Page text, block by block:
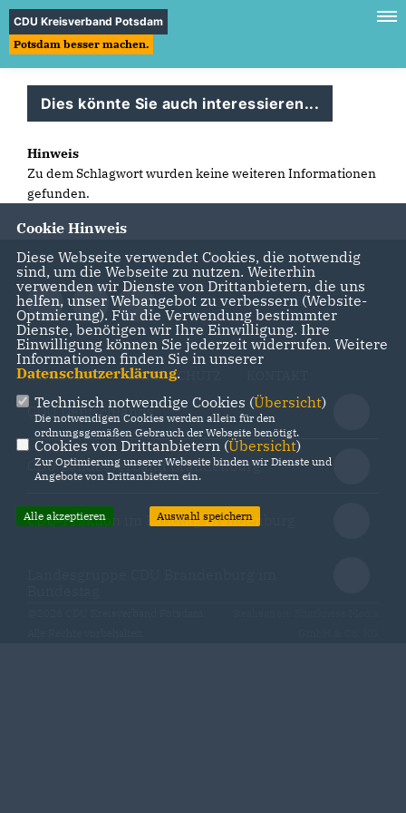
CDU Kreisverband Potsdam
Potsdam besser machen.
Dies könnte Sie auch interessieren...
Hinweis
Zu dem Schlagwort wurden keine weiteren Informationen
gefunden.
IMPRESSUM DATENSCHUTZ
CDU Deutschlands
CDU Landesverband Brandenburg
CDU-Fraktion im Landtag Brandenburg
Cookie Hinweis
Diese Webseite verwendet Cookies, die notwendig
sind, um die Webseite zu nutzen. Weiterhin
verwenden wir Dienste von Drittanbietern, die uns
helfen, unser Webangebot zu verbessern (Website-
Optmierung). Für die Verwendung bestimmter
Dienste, benötigen wir Ihre Einwilligung. Ihre
Einwilligung können Sie jederzeit widerrufen. Weitere
Informationen finden Sie in unserer
Datenschutzerklärung.
Technisch notwendige Cookies (Übersicht)
Die notwendigen Cookies werden allein für den
ordnungsgemäßen Gebrauch der Webseite benötigt.
Cookies von Drittanbietern (Übersicht)
Zur Optimierung unserer Webseite binden wir Dienste und
Angebote von Drittanbietern ein.
Alle akzeptieren Auswahl speichern